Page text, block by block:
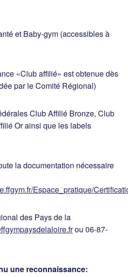
et Baby-gym (accessibles à
«Club affilié» est obtenue dès
par le Comité Régional)
Club Affilié Bronze, Club
Or ainsi que les labels
la documentation nécessaire
Espace_pratique/
des Pays de la
ou 06-87-
une reconnaissance: